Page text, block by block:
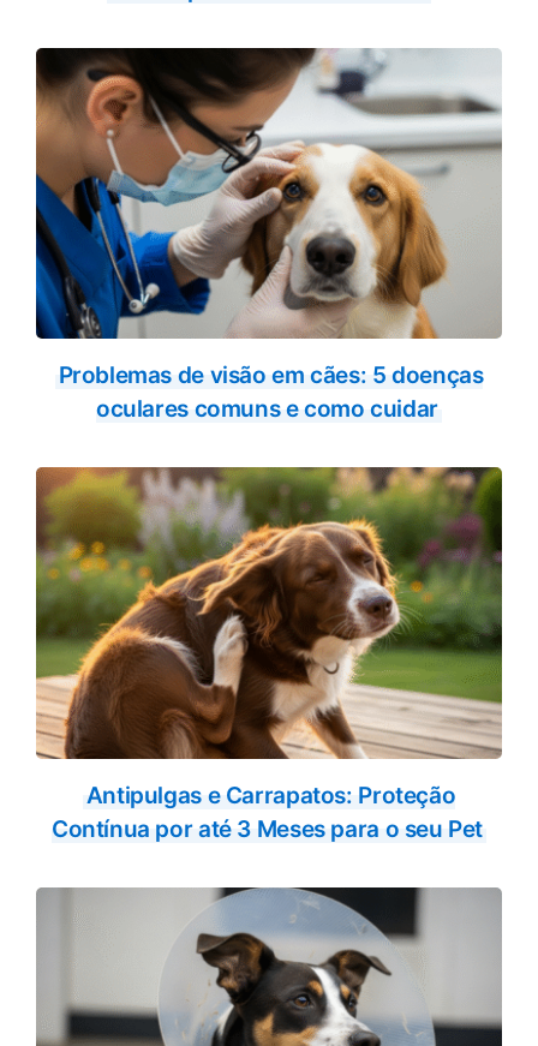
Problemas de visão em cães: 5 doenças
oculares comuns e como cuidar
Antipulgas e Carrapatos: Proteção
Contínua por até 3 Meses para o seu Pet